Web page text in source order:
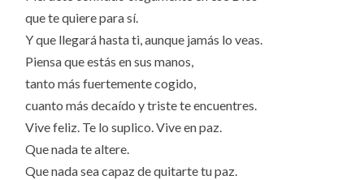
que te quiere para sí.
Y que llegará hasta ti, aunque jamás lo veas.
Piensa que estás en sus manos,
tanto más fuertemente cogido,
cuanto más decaído y triste te encuentres.
Vive feliz. Te lo suplico. Vive en paz.
Que nada te altere.
Que nada sea capaz de quitarte tu paz.